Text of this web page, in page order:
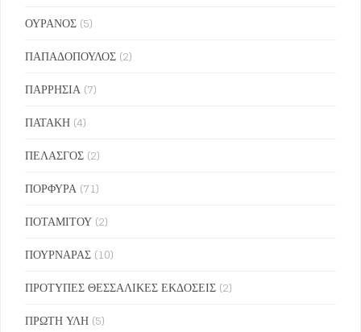
ΟΥΡΑΝΟΣ (5)
ΠΑΠΑΔΟΠΟΥΛΟΣ (2)
ΠΑΡΡΗΣΙΑ (7)
ΠΑΤΑΚΗ (4)
ΠΕΛΑΣΓΟΣ (2)
ΠΟΡΦΥΡΑ (71)
ΠΟΤΑΜΙΤΟΥ (2)
ΠΟΥΡΝΑΡΑΣ (10)
ΠΡΟΤΥΠΕΣ ΘΕΣΣΑΛΙΚΕΣ ΕΚΔΟΣΕΙΣ (2)
ΠΡΩΤΗ ΥΛΗ (5)